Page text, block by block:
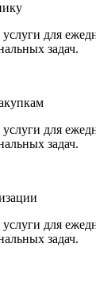
для
задач.
для
задач.
для
задач.